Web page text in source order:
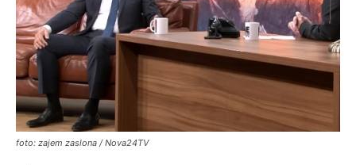
foto: zajem zaslona / Nova24TV